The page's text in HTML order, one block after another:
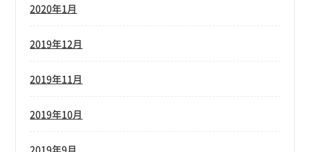
2020年1月
2019年12月
2019年11月
2019年10月
2019年9月